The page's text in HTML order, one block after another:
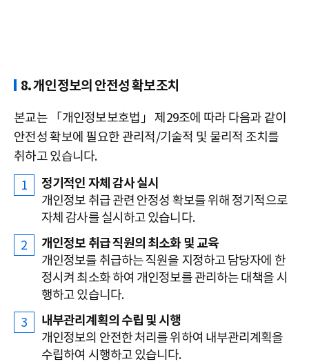
8. 개인정보의 안전성 확보조치
본교는 「개인정보보호법」 제29조에 따라 다음과 같이
안전성 확보에 필요한 관리적/기술적 및 물리적 조치를
취하고 있습니다.
정기적인 자체 감사 실시
개인정보 취급 관련 안정성 확보를 위해 정기적으로
자체 감사를 실시하고 있습니다.
개인정보 취급 직원의 최소화 및 교육
개인정보를 취급하는 직원을 지정하고 담당자에 한
정시켜 최소화 하여 개인정보를 관리하는 대책을 시
행하고 있습니다.
내부관리계획의 수립 및 시행
개인정보의 안전한 처리를 위하여 내부관리계획을
수립하여 시행하고 있습니다.